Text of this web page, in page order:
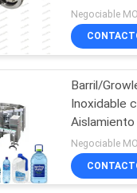
montados
Negociable
Barril/
Inoxidable
Doble
de Presión
PSI y Tapa
Negociable